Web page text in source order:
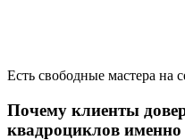
Есть свободные мастера на
Почему клиенты
квадроциклов